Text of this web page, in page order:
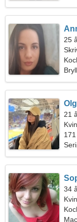
25
21
34